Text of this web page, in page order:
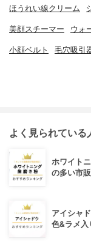
ほうれい線クリーム
美顔スチーマー ウォ
小顔ベルト 毛穴吸引
よく見られてい
ホワイト
の多い市
アイシャ
色&ラメ入